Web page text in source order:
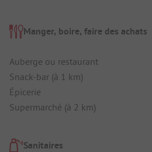
Manger, boire, faire des achats
Auberge ou restaurant
Snack-bar (à 1 km)
Épicerie
Supermarché (à 2 km)
Sanitaires